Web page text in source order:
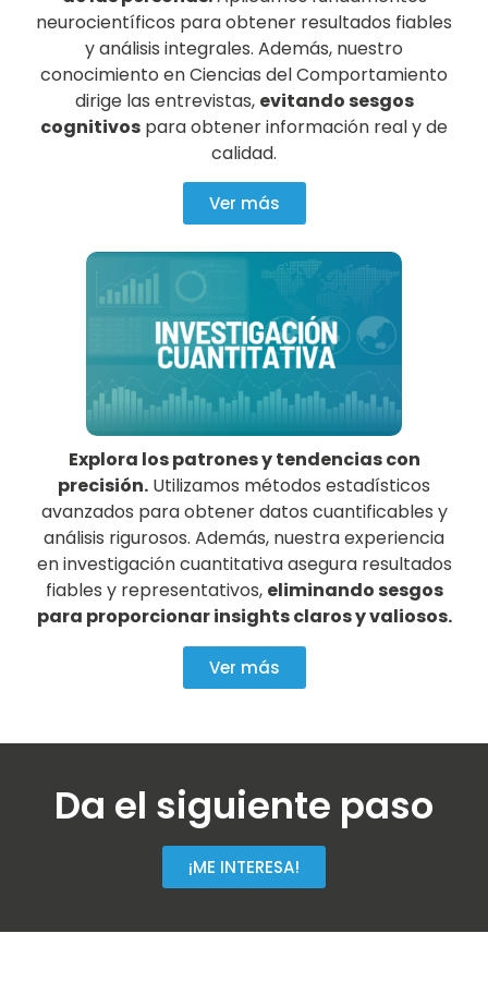
neurocientíficos para obtener resultados fiables
y análisis integrales. Además, nuestro
conocimiento en Ciencias del Comportamiento
dirige las entrevistas, evitando sesgos
cognitivos para obtener información real y de
calidad.
Ver más
Explora los patrones y tendencias con
precisión. Utilizamos métodos estadísticos
avanzados para obtener datos cuantificables y
análisis rigurosos. Además, nuestra experiencia
en investigación cuantitativa asegura resultados
fiables y representativos, eliminando sesgos
para proporcionar insights claros y valiosos.
Ver más
Da el siguiente paso
¡ME INTERESA!